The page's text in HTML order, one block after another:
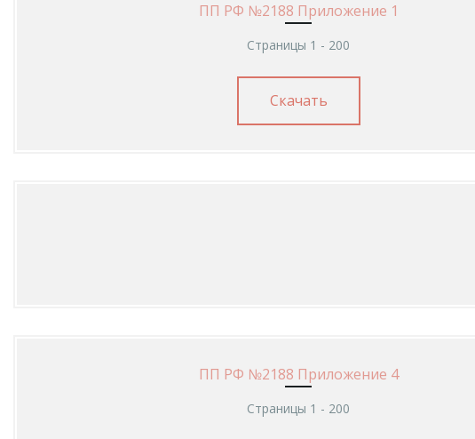
ПП РФ №2188 Приложение 1
Страницы 1 - 200
Скачать
ПП РФ №2188 Приложение 4
Страницы 1 - 200